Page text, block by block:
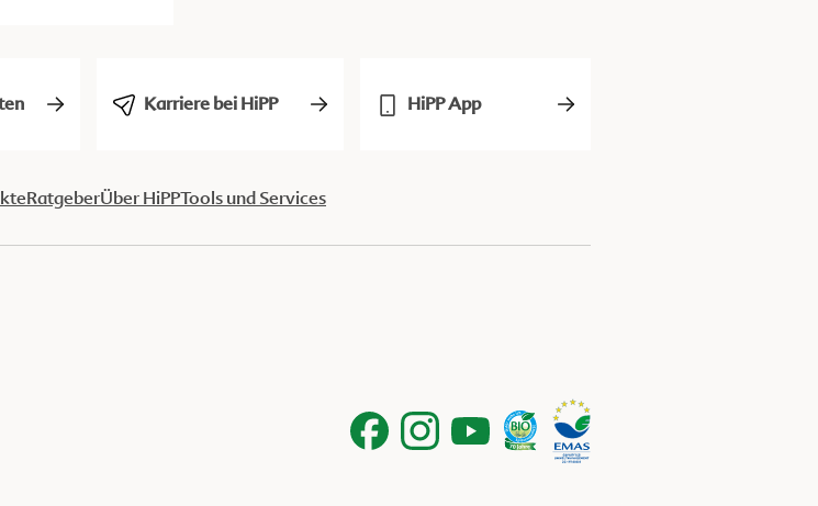
Karriere bei HiPP HiPP App
RatgeberÜber HiPPTools und Services